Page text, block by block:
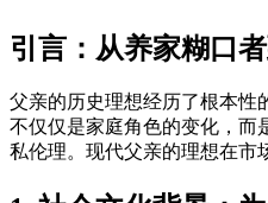
引言：从养家糊口
父亲的历史理想经历了根本性
不仅仅是家庭角色的变化，而
私伦理。现代父亲的理想在市